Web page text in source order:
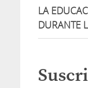
LA
DURANTE